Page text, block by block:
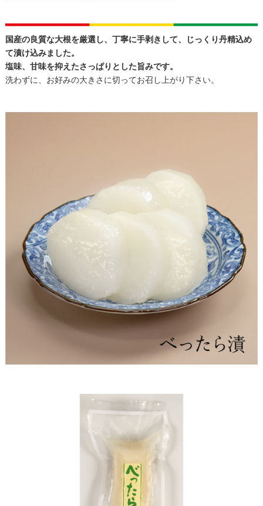
国産の良質な大根を厳選し、丁寧に手剥きして、じっくり丹精込め
て漬け込みました。
塩味、甘味を抑えたさっぱりとした旨みです。
洗わずに、お好みの大きさに切ってお召し上がり下さい。